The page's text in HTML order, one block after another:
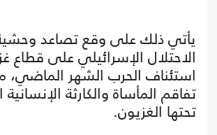
يأتي ذلك على وقع تصاعد
الاحتلال الإسرائيلي على قطاع
استئناف الحرب الشهر
تفاقم المأساة والكارثة الإنسانية
تحتها الغزيون.